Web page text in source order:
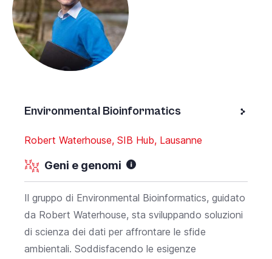
Environmental Bioinformatics
Robert Waterhouse, SIB Hub, Lausanne
Geni e genomi
Il gruppo di Environmental Bioinformatics, guidato
da Robert Waterhouse, sta sviluppando soluzioni
di scienza dei dati per affrontare le sfide
ambientali. Soddisfacendo le esigenze